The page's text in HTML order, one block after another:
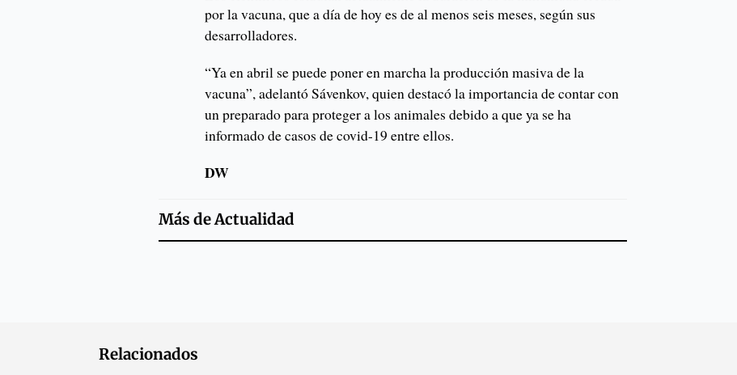
por la vacuna, que a día de hoy es de al menos seis meses, según sus
desarrolladores.
“Ya en abril se puede poner en marcha la producción masiva de la
vacuna”, adelantó Sávenkov, quien destacó la importancia de contar con
un preparado para proteger a los animales debido a que ya se ha
informado de casos de covid-19 entre ellos.
DW
Más deActualidad
Relacionados